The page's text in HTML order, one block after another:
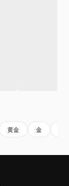
黄金 金